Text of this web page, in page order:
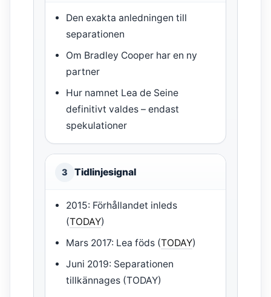
Den exakta anledningen till
separationen
Om Bradley Cooper har en ny
partner
Hur namnet Lea de Seine
definitivt valdes – endast
spekulationer
3 Tidlinjesignal
2015: Förhållandet inleds
(TODAY)
Mars 2017: Lea föds (TODAY)
Juni 2019: Separationen
tillkännages (TODAY)